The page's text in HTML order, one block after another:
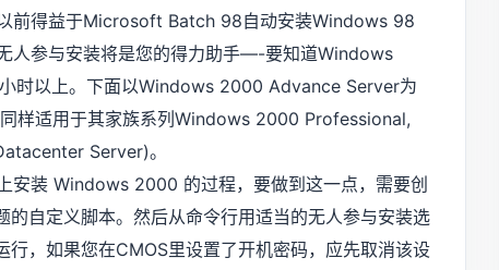
前得益于Microsoft Batch 98自动安装Windows 98
人参与安装将是您的得力助手—-要知道Windows
时以上。下面以Windows 2000 Advance Server为
样适用于其家族系列Windows 2000 Professional,
Server)。
Windows 2000 的过程，要做到这一点，需要创
自定义脚本。然后从命令行用适当的无人参与安装选
，如果您在CMOS里设置了开机密码，应先取消该设